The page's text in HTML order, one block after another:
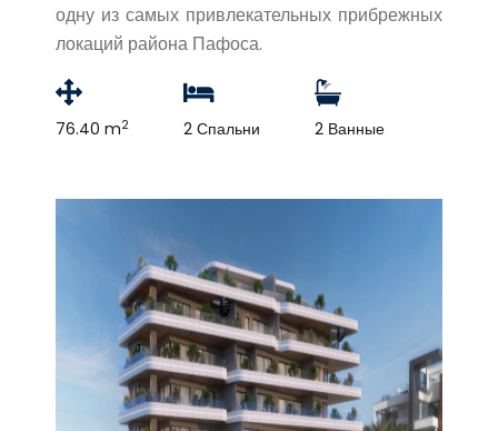
одну из самых привлекательных прибрежных
локаций района Пафоса.
76.40 m2 2 Спальни 2 Ванные